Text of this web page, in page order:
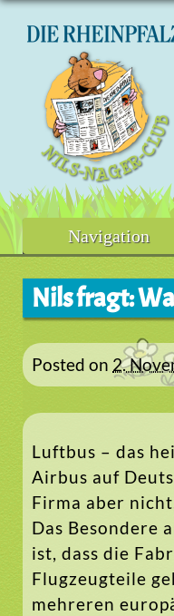
Skip
Navigation
Nils fragt:
Posted on 2.
Luftbus – das
Airbus auf
Firma aber
Das Besondere
ist, dass die
Flugzeugteile
mehreren